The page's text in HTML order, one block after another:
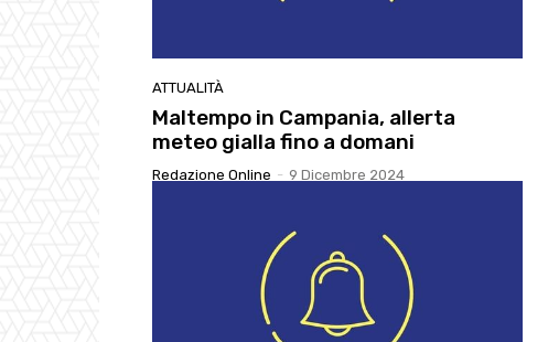
ATTUALITÀ
Maltempo in Campania, allerta
meteo gialla fino a domani
Redazione Online - 9 Dicembre 2024